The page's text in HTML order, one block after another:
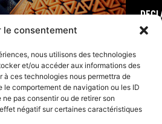
le consentement
nous utilisons des technologies
et/ou accéder aux informations des
à ces technologies nous permettra de
le comportement de navigation ou les ID
pas consentir ou de retirer son
négatif sur certaines caractéristiques